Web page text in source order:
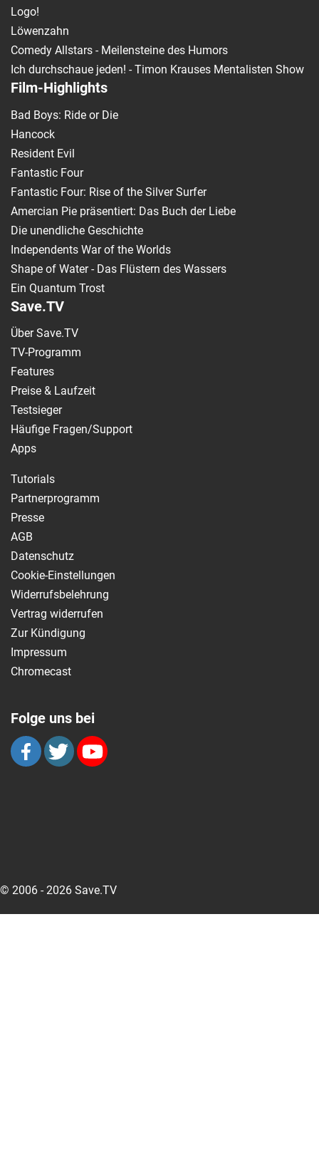
Logo!
Löwenzahn
Comedy Allstars - Meilensteine des Humors
Ich durchschaue jeden! - Timon Krauses Mentalisten Show
Film-Highlights
Bad Boys: Ride or Die
Hancock
Resident Evil
Fantastic Four
Fantastic Four: Rise of the Silver Surfer
Amercian Pie präsentiert: Das Buch der Liebe
Die unendliche Geschichte
Independents War of the Worlds
Shape of Water - Das Flüstern des Wassers
Ein Quantum Trost
Save.TV
Über Save.TV
TV-Programm
Features
Preise & Laufzeit
Testsieger
Häufige Fragen/Support
Apps
Tutorials
Partnerprogramm
Presse
AGB
Datenschutz
Cookie-Einstellungen
Widerrufsbelehrung
Vertrag widerrufen
Zur Kündigung
Impressum
Chromecast
Folge uns bei
© 2006 - 2026 Save.TV